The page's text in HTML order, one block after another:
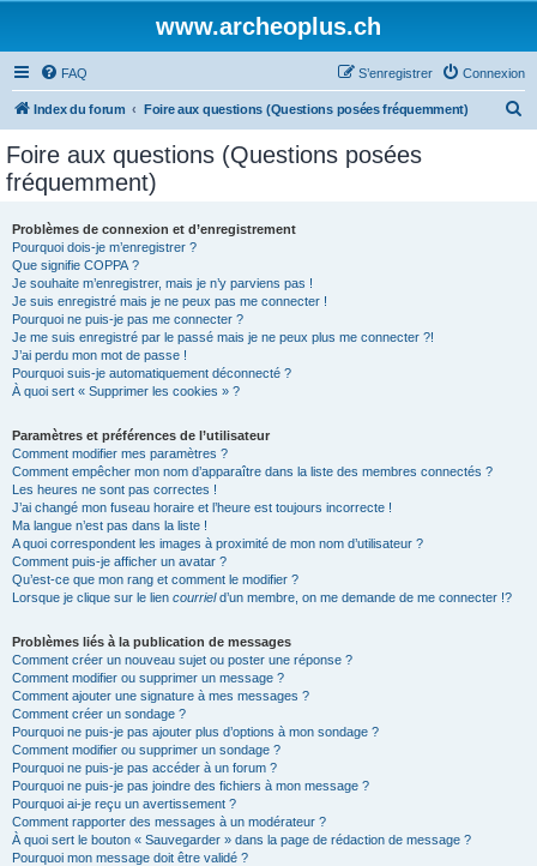
www.archeoplus.ch
FAQ Connexion
S’enregistrer
Index du forum Foire aux questions (Questions posées fréquemment)
Foire aux questions (Questions posées
fréquemment)
Problèmes de connexion et d’enregistrement
Pourquoi dois-je m’enregistrer ?
Que signifie COPPA ?
Je souhaite m’enregistrer, mais je n’y parviens pas !
Je suis enregistré mais je ne peux pas me connecter !
Pourquoi ne puis-je pas me connecter ?
Je me suis enregistré par le passé mais je ne peux plus me connecter ?!
J’ai perdu mon mot de passe !
Pourquoi suis-je automatiquement déconnecté ?
À quoi sert « Supprimer les cookies » ?
Paramètres et préférences de l’utilisateur
Comment modifier mes paramètres ?
Comment empêcher mon nom d’apparaître dans la liste des membres connectés ?
Les heures ne sont pas correctes !
J’ai changé mon fuseau horaire et l’heure est toujours incorrecte !
Ma langue n’est pas dans la liste !
A quoi correspondent les images à proximité de mon nom d’utilisateur ?
Comment puis-je afficher un avatar ?
Qu’est-ce que mon rang et comment le modifier ?
Lorsque je clique sur le lien courrield’un membre, on me demande de me connecter !?
Problèmes liés à la publication de messages
Comment créer un nouveau sujet ou poster une réponse ?
Comment modifier ou supprimer un message ?
Comment ajouter une signature à mes messages ?
Comment créer un sondage ?
Pourquoi ne puis-je pas ajouter plus d’options à mon sondage ?
Comment modifier ou supprimer un sondage ?
Pourquoi ne puis-je pas accéder à un forum ?
Pourquoi ne puis-je pas joindre des fichiers à mon message ?
Pourquoi ai-je reçu un avertissement ?
Comment rapporter des messages à un modérateur ?
À quoi sert le bouton « Sauvegarder » dans la page de rédaction de message ?
Pourquoi mon message doit être validé ?